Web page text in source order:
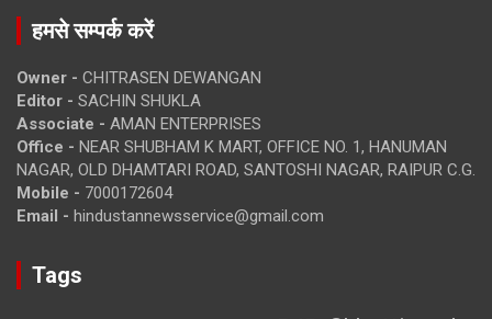
हमसे सम्पर्क करें
Owner - CHITRASEN DEWANGAN
Editor - SACHIN SHUKLA
Associate - AMAN ENTERPRISES
Office - NEAR SHUBHAM K MART, OFFICE NO. 1, HANUMAN
NAGAR, OLD DHAMTARI ROAD, SANTOSHI NAGAR, RAIPUR C.G.
Mobile - 7000172604
Email - hindustannewsservice@gmail.com
Tags